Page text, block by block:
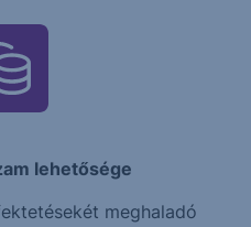
lehetősége
meghaladó